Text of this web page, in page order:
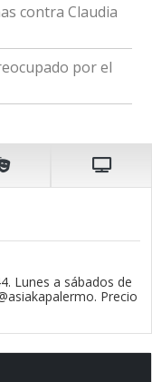
contra Claudia
por el
Lunes a sábados de
Precio